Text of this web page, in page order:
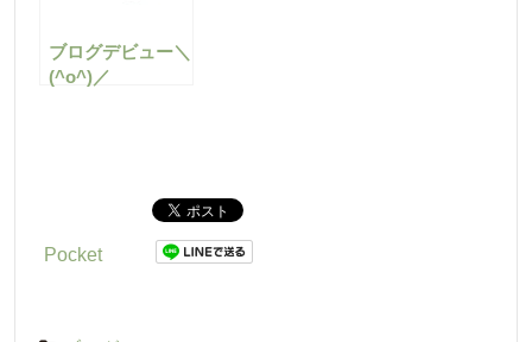
ブログデビュー＼
(^o^)／
Pocket